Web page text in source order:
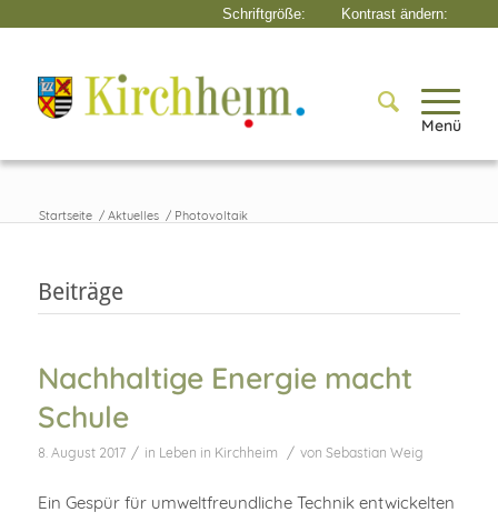
Menü
Startseite / Aktuelles / Photovoltaik
Beiträge
Nachhaltige Energie macht
Schule
8. August 2017 / in Leben in Kirchheim / von Sebastian Weig
Ein Gespür für umweltfreundliche Technik entwickelten